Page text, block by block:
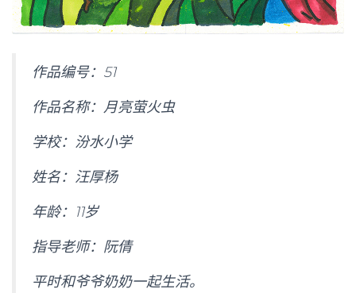
作品编号： 51
作品名称：月亮萤火虫
学校：汾水小学
姓名：汪厚杨
年龄： 11岁
指导老师：阮倩
平时和爷爷奶奶一起生活。